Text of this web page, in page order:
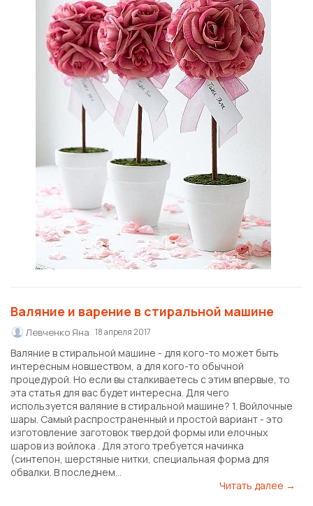
Валяние и варение в стиральной машине
Левченко Яна 18 апреля 2017
Валяние в стиральной машине - для кого-то может быть
интересным новшеством, а для кого-то обычной
процедурой. Но если вы сталкиваетесь с этим впервые, то
эта статья для вас будет интересна. Для чего
используется валяние в стиральной машине? 1. Войлочные
шары. Самый распространенный и простой вариант - это
изготовление заготовок твердой формы или елочных
шаров из войлока . Для этого требуется начинка
(синтепон, шерстяные нитки, специальная форма для
обвалки. В последнем...
Читать далее →